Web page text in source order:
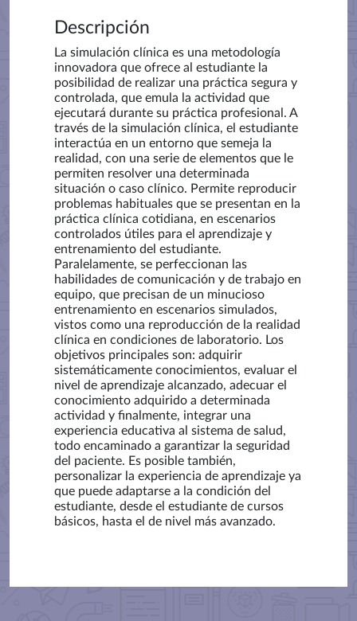
Descripción
La simulación clínica es una metodología
innovadora que ofrece al estudiante la
posibilidad de realizar una práctica segura y
controlada, que emula la actividad que
ejecutará durante su práctica profesional. A
través de la simulación clínica, el estudiante
interactúa en un entorno que semeja la
realidad, con una serie de elementos que le
permiten resolver una determinada
situación o caso clínico. Permite reproducir
problemas habituales que se presentan en la
práctica clínica cotidiana, en escenarios
controlados útiles para el aprendizaje y
entrenamiento del estudiante.
Paralelamente, se perfeccionan las
habilidades de comunicación y de trabajo en
equipo, que precisan de un minucioso
entrenamiento en escenarios simulados,
vistos como una reproducción de la realidad
clínica en condiciones de laboratorio. Los
objetivos principales son: adquirir
sistemáticamente conocimientos, evaluar el
nivel de aprendizaje alcanzado, adecuar el
conocimiento adquirido a determinada
actividad y finalmente, integrar una
experiencia educativa al sistema de salud,
todo encaminado a garantizar la seguridad
del paciente. Es posible también,
personalizar la experiencia de aprendizaje ya
que puede adaptarse a la condición del
estudiante, desde el estudiante de cursos
básicos, hasta el de nivel más avanzado.